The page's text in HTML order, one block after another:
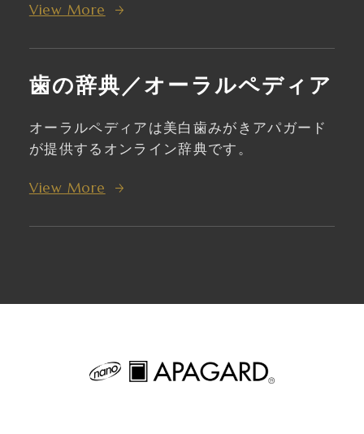
View More
歯の辞典／オーラルペディア
オーラルペディアは美白歯みがきアパガード
が提供するオンライン辞典です。
View More